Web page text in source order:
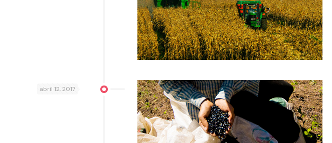
abril 12, 2017